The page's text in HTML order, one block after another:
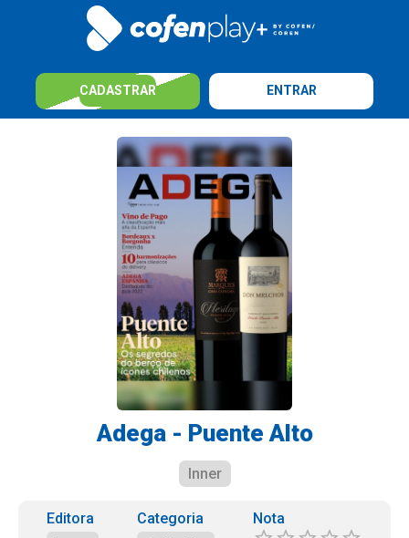
CADASTRAR ENTRAR
Adega - Puente Alto
Inner
Editora
Categoria
Nota